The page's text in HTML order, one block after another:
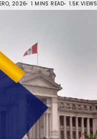
2026 1 MINS READ 1.5K VIEWS